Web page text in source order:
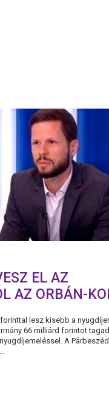
EL AZ
AZ ORBÁN-
lesz kisebb a
66 milliárd forintot
A